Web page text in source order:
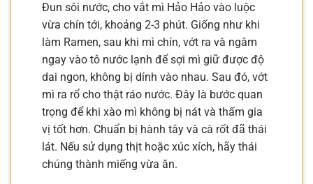
Đun sôi nước, cho vắt mì Hảo Hảo vào luộc
vừa chín tới, khoảng 2-3 phút. Giống như khi
làm Ramen, sau khi mì chín, vớt ra và ngâm
ngay vào tô nước lạnh để sợi mì giữ được độ
dai ngon, không bị dính vào nhau. Sau đó, vớt
mì ra rổ cho thật ráo nước. Đây là bước quan
trọng để khi xào mì không bị nát và thấm gia
vị tốt hơn. Chuẩn bị hành tây và cà rốt đã thái
lát. Nếu sử dụng thịt hoặc xúc xích, hãy thái
chúng thành miếng vừa ăn.